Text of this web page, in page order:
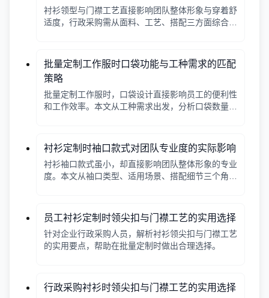
衬衫领型与门襟工艺直接影响团队整体形象与穿着舒
适度，行政采购需从面料、工艺、搭配三方面综合考
批量定制工作服时口袋功能与工种需求的匹配
策略
批量定制工作服时，口袋设计直接影响员工的便利性
和工作效率。本文从工种需求出发，分析口袋数量、
衬衫定制时袖口款式对团队专业度的实际影响
衬衫袖口款式虽小，却直接影响团队整体形象的专业
度。本文从袖口类型、适用场景、搭配细节三个角
员工衬衫定制时领尖扣与门襟工艺的实用选择
针对企业行政采购人员，解析衬衫领尖扣与门襟工艺
的实用要点，帮助在批量定制时做出合理选择。
行政采购衬衫时领尖扣与门襟工艺的实用选择